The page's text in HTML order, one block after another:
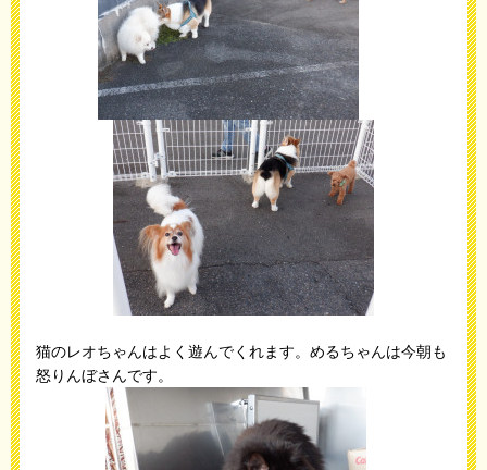
猫のレオちゃんはよく遊んでくれます。めるちゃんは今朝も
怒りんぼさんです。